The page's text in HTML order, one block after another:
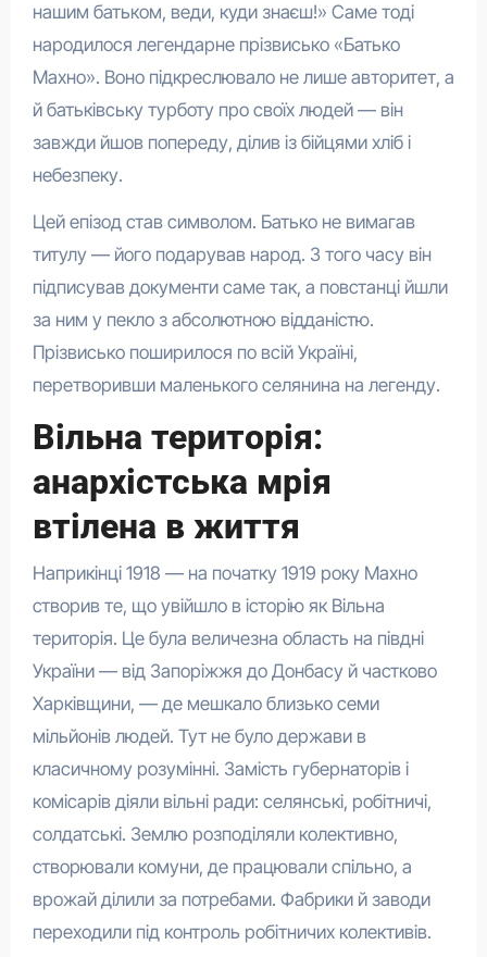
нашим батьком, веди, куди знаєш!» Саме тоді
народилося легендарне прізвисько «Батько
Махно». Воно підкреслювало не лише авторитет, а
й батьківську турботу про своїх людей — він
завжди йшов попереду, ділив із бійцями хліб і
небезпеку.
Цей епізод став символом. Батько не вимагав
титулу — його подарував народ. З того часу він
підписував документи саме так, а повстанці йшли
за ним у пекло з абсолютною відданістю.
Прізвисько поширилося по всій Україні,
перетворивши маленького селянина на легенду.
Вільна територія:
анархістська мрія
втілена в життя
Наприкінці 1918 — на початку 1919 року Махно
створив те, що увійшло в історію як Вільна
територія. Це була величезна область на півдні
України — від Запоріжжя до Донбасу й частково
Харківщини, — де мешкало близько семи
мільйонів людей. Тут не було держави в
класичному розумінні. Замість губернаторів і
комісарів діяли вільні ради: селянські, робітничі,
солдатські. Землю розподіляли колективно,
створювали комуни, де працювали спільно, а
врожай ділили за потребами. Фабрики й заводи
переходили під контроль робітничих колективів.